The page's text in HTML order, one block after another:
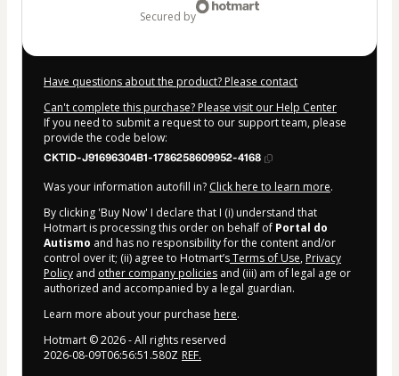
secured by
Have questions about the product? Please contact
Can't complete this purchase? Please visit our Help Center
If you need to submit a request to our support team, please
provide the code below:
CKTID-J91696304B1-1786258609952-4168
Was your information autofill in? Click here to learn more.
By clicking 'Buy Now' I declare that I (i) understand that
Hotmart is processing this order on behalf of Portal do
Autismo and has no responsibility for the content and/or
control over it; (ii) agree to Hotmart’sTerms of Use, Privacy
Policy and other company policies and (iii) am of legal age or
authorized and accompanied by a legal guardian.
Learn more about your purchase here.
Hotmart ©2026- All rights reserved
2026-08-09T06:56:51.580Z REF.